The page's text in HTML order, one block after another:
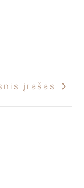
įrašas